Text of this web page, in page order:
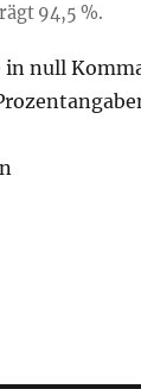
94,5 %.
in null